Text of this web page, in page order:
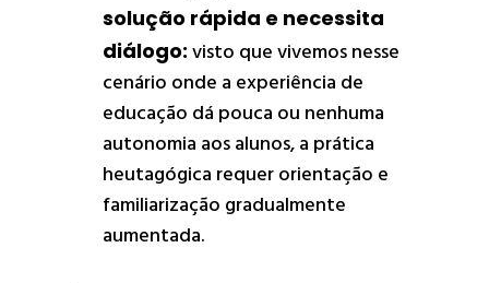
solução rápida e necessita
diálogo: visto que vivemos nesse
cenário onde a experiência de
educação dá pouca ou nenhuma
autonomia aos alunos, a prática
heutagógica requer orientação e
familiarização gradualmente
aumentada.